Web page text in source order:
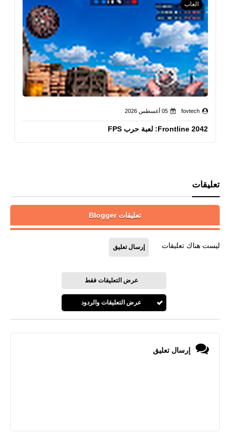
العاب
fovtech 05 أغسطس 2026
Frontline 2042: لعبة حرب FPS
تعليقات
تعليقات Blogger
ليست هناك تعليقات إرسال تعليق
عرض التعليقات فقط
عرض التعليقات والردود
إرسال تعليق